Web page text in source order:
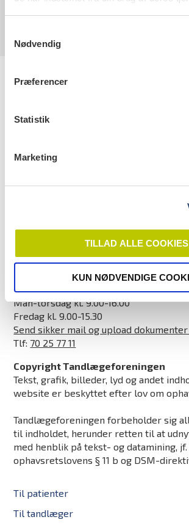
Nødvendig
Præferencer
Statistik
Marketing
TILLAD ALLE COOKIES
KUN NØDVENDIGE
EAN/GLN-nummer: 5790002502873
info@tdl.dk
Åbningstider
Man-torsdag kl. 9.00-16.00
Fredag kl. 9.00-15.30
Send sikker mail og upload
Tlf: 70 25 77 11
Copyright Tandlægeforeningen
Tekst, grafik, billeder, lyd og andet
website er beskyttet efter lov om
Tandlægeforeningen forbeholder sig
til indholdet, herunder retten til at
med henblik på tekst- og datamining, jf.
ophavsretslovens § 11 b og DSM-
Til patienter
Til tandlæger